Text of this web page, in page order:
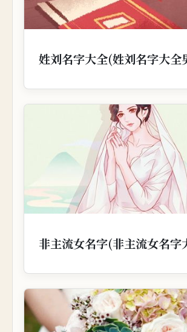
姓刘名字大全(姓刘名字大全
非主流女名字(非主流女名字